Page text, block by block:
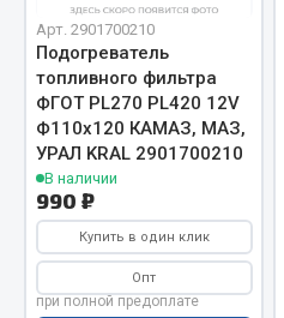
Весь раздел
Цепи подъёмные
Весь раздел
Арт. 2901700210
Подогреватель
топливного фильтра
ФГОТ PL270 PL420 12V
Ф110x120 КАМАЗ, МАЗ,
УРАЛ KRAL 2901700210
В наличии
990 ₽
Купить в один клик
Опт
при полной предоплате